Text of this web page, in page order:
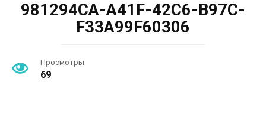
981294CA-A41F-42C6-B97C-
F33A99F60306
Просмотры
69